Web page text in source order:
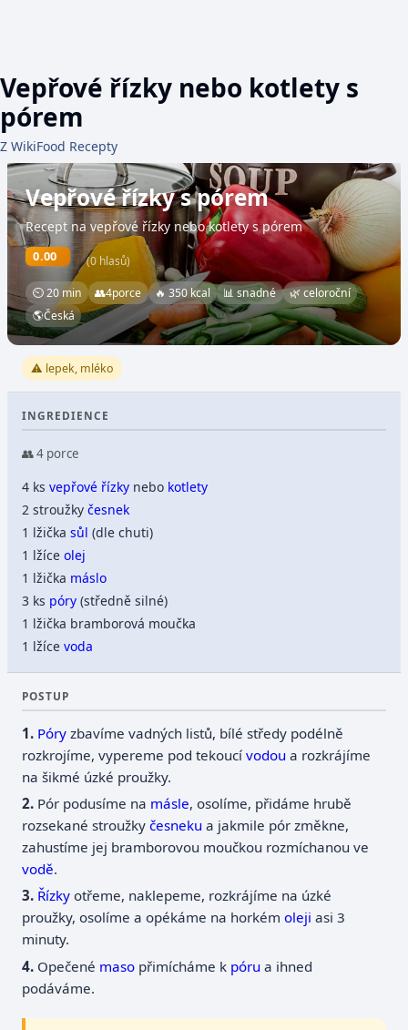
Vepřové řízky nebo kotlety s
pórem
Z WikiFood Recepty
Vepřové řízky s pórem
Recept na vepřové řízky nebo kotlety s pórem
0.00 (0 hlasů)
⏲ 20 min 👥4porce 🔥 350 kcal 📊 snadné
🌿 celoroční
🌎Česká
⚠️ lepek, mléko
INGREDIENCE
👥 4 porce
4 ksvepřové řízky nebo kotlety
2 stroužkyčesnek
1 lžičkasůl (dle chuti)
1 lžíceolej
1 lžička máslo
3 ks póry (středně silné)
1 lžička bramborová moučka
1 lžícevoda
POSTUP
Póry zbavíme vadných listů, bílé středy podélně
rozkrojíme, vypereme pod tekoucívodou a rozkrájíme
na šikmé úzké proužky.
Pór podusíme na másle, osolíme, přidáme hrubě
rozsekané stroužkyčesneku a jakmile pór změkne,
zahustíme jej bramborovou moučkou rozmíchanou ve
vodě.
Řízky otřeme, naklepeme, rozkrájíme na úzké
proužky, osolíme a opékáme na horkémoleji asi 3
minuty.
Opečené maso přimícháme k póru a ihned
podáváme.